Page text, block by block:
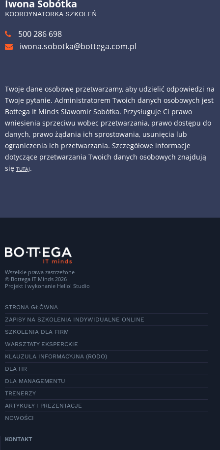
Iwona Sobótka
KOORDYNATORKA SZKOLEŃ
500 286 698
iwona.sobotka@bottega.com.pl
Twoje dane osobowe przetwarzamy, aby udzielić odpowiedzi na
Twoje pytanie. Administratorem Twoich danych osobowych jest
Bottega It Minds Sławomir Sobótka. Przysługuje Ci prawo
wniesienia sprzeciwu wobec przetwarzania, prawo dostępu do
danych, prawo żądania ich sprostowania, usunięcia lub
ograniczenia ich przetwarzania. Szczegółowe informacje
dotyczące przetwarzania Twoich danych osobowych znajdują
się TUTAJ.
Wszelkie prawa zastrzeżone
© Bottega IT Minds 2026
Projekt i wykonanie Hello! Studio
STRONA GŁÓWNA
ZAPISY NA SZKOLENIA INDYWIDUALNE ONLINE
SZKOLENIA DLA FIRM
WARSZTATY EKSPERCKIE
KLAUZULA INFORMACYJNA (RODO)
DLA HR
DLA MANAGEMENTU
TRENERZY
ARTYKUŁY I PREZENTACJE
NOWOŚCI
KONTAKT